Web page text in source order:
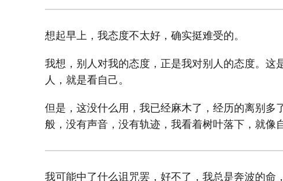
想起早上，我态度不太好，确实挺难受的。
我想，别人对我的态度，正是我对别人的态度。这
人，就是看自己。
但是，这没什么用，我已经麻木了，经历的离别多
般，没有声音，没有轨迹，我看着树叶落下，就像
我可能中了什么诅咒罢，好不了，我总是奔波的命